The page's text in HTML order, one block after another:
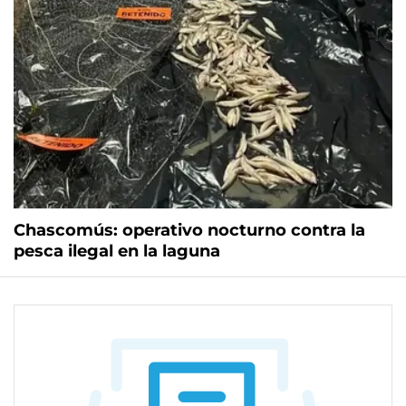
Chascomús: operativo nocturno contra la
pesca ilegal en la laguna